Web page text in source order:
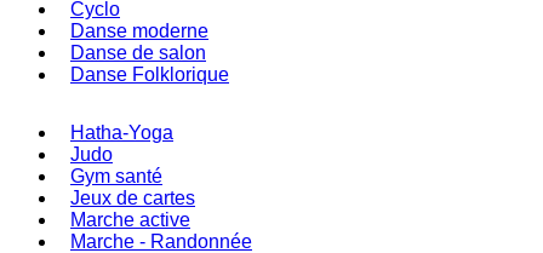
Cyclo
Danse moderne
Danse de salon
Danse Folklorique
Hatha-Yoga
Judo
Gym santé
Jeux de cartes
Marche active
Marche - Randonnée